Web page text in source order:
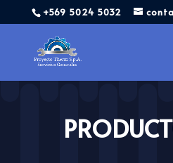
+569 5024 5032
productos